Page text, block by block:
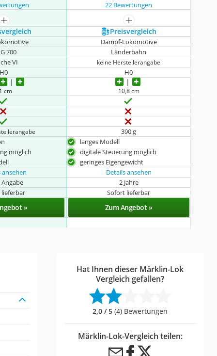
22 Bewertungen
mehr anzeigen
mehr anzeigen
Preis­vergleich
Dampf-Lokomotive
700
Länderbahn
VI keine Herstellerangabe
H0
H0
cm 10,8 cm
390 g
möglich
langes Modell
digitale Steuerung möglich
geringes Eigengewicht
ansehen
Details ansehen
2 Jahre
Sofort lieferbar
» Zum Angebot »
Hat Ihnen dieser Märklin-Lok
Vergleich gefallen?
2,0 / 5 (4) Bewertungen
Märklin-Lok-Vergleich teilen: